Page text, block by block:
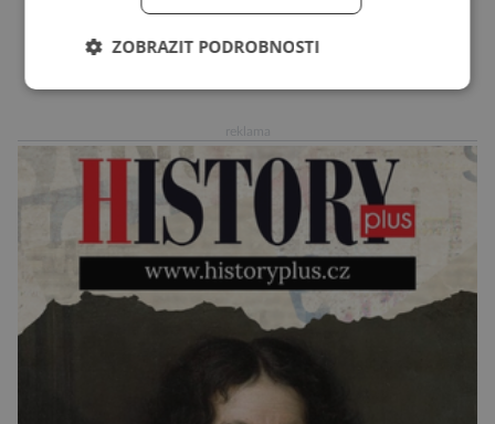
zárodky zbraní typických pro dnešní pavouky.
Pavouci, štíři či klíšťata jsou členovci patřící do
chelicerami, které u nich představují právě […]
ZOBRAZIT PODROBNOSTI